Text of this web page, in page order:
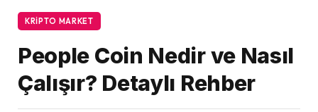
KRIPTO MARKET
People Coin Nedir ve Nasıl
Çalışır? Detaylı Rehber